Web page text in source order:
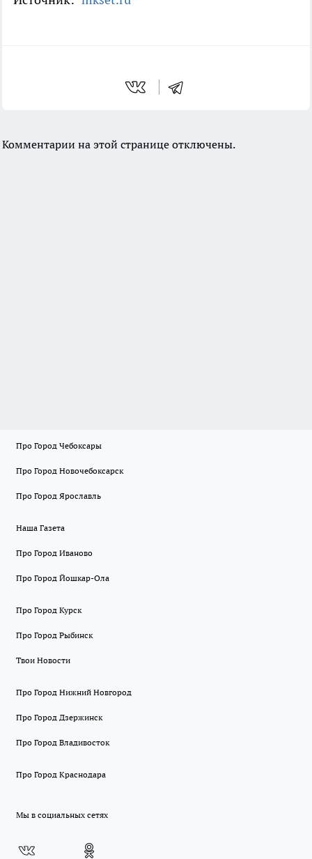
Комментарии на этой странице отключены.
Про Город Чебоксары
Про Город Новочебоксарск
Про Город Ярославль
Наша Газета
Про Город Иваново
Про Город Йошкар-Ола
Про Город Курск
Про Город Рыбинск
Твои Новости
Про Город Нижний Новгород
Про Город Дзержинск
Про Город Владивосток
Про Город Краснодара
Мы в социальных сетях